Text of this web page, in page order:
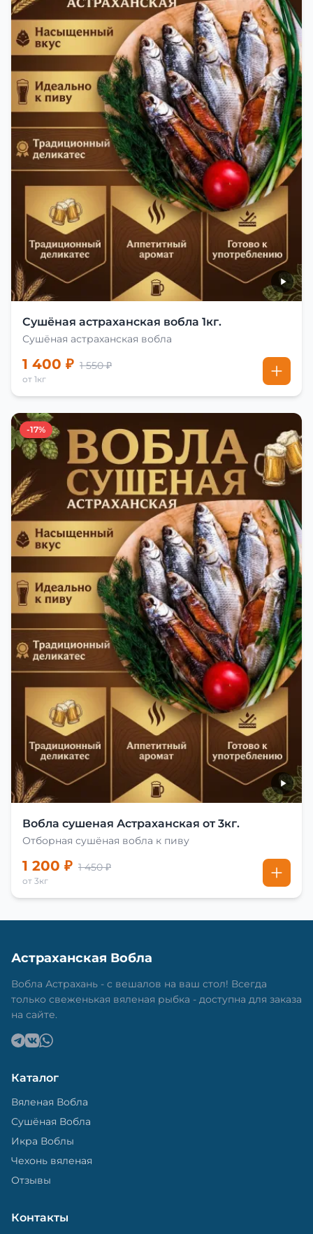
Сушёная астраханская вобла 1кг.
Сушёная астраханская вобла
1 400 ₽ 1 550 ₽
от 1кг
-17%
Вобла сушеная Астраханская от 3кг.
Отборная сушёная вобла к пиву
1 200 ₽ 1 450 ₽
от 3кг
Астраханская Вобла
Вобла Астрахань - с вешалов на ваш стол! Всегда
только свеженькая вяленая рыбка - доступна для заказа
на сайте.
Каталог
Вяленая Вобла
Сушёная Вобла
Икра Воблы
Чехонь вяленая
Отзывы
Контакты